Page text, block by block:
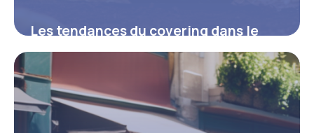
Les tendances du covering dans le
monde du quad
14 juillet 2025